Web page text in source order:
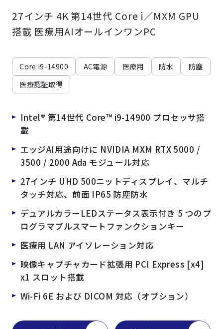
27インチ 4K 第14世代 Core i／MXM GPU
搭載 医療用AIオールインワンPC
Core i9-14900 AC電源 医療用 防水
防塵
医療認証取得
Intel® 第14世代 Core™ i9-14900 プロセッサ搭
載
エッジAI用途向けに NVIDIA MXM RTX 5000 /
3500 / 2000 Ada モジュール対応
27インチ UHD 500ニットディスプレイ、マルチ
タッチ対応、前面 IP65 防塵防水
デュアルカラーLEDステータス表示付き 5 つのプ
ログラマブルスマートファンクションキー
医療用 LAN アイソレーション対応
映像キャプチャカード拡張用 PCI Express [x4]
x1 スロット搭載
Wi-Fi 6E および DICOM 対応（オプション）